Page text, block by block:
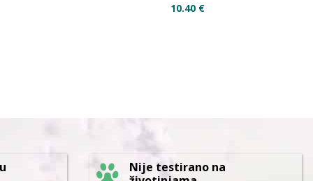
10.40 €
Nije testirano na